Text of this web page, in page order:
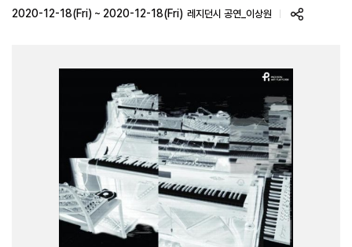
2020-12-18(Fri) ~ 2020-12-18(Fri) 레지던시 공연_이상원